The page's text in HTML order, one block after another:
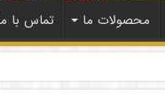
محصولات ما تماس با